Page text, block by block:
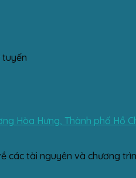
tuyến
Hòa Hưng, Thành phố Hồ
các tài nguyên và chương